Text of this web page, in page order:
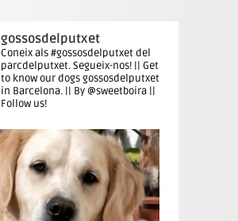
gossosdelputxet
Coneix als #gossosdelputxet del
parcdelputxet. Segueix-nos! || Get
to know our dogs gossosdelputxet
in Barcelona. || By @sweetboira ||
Follow us!